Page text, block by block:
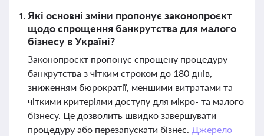
Які основні зміни пропонує законопроєкт
щодо спрощення банкрутства для малого
бізнесу в Україні?
Законопроєкт пропонує спрощену процедуру
банкрутства з чітким строком до 180 днів,
зниженням бюрократії, меншими витратами та
чіткими критеріями доступу для мікро- та малого
бізнесу. Це дозволить швидко завершувати
процедуру або перезапускати бізнес. Джерело